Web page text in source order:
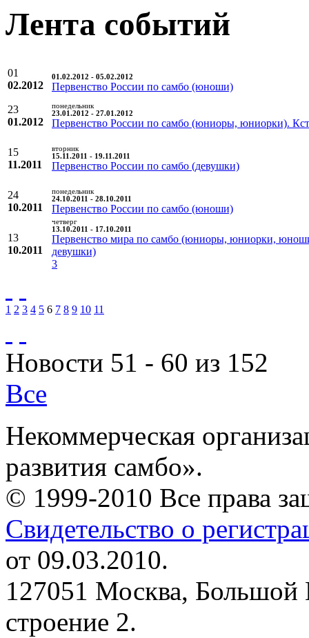
Лента событий
01
02.2012
01.02.2012 - 05.02.2012
Первенство России по самбо (юноши)
23
01.2012
понедельник
23.01.2012 - 27.01.2012
Первенство России по самбо (юниоры, юниорки).
15
11.2011
вторник
15.11.2011 - 19.11.2011
Первенство России по самбо (девушки)
24
10.2011
понедельник
24.10.2011 - 28.10.2011
Первенство России по самбо (юноши)
13
10.2011
четверг
13.10.2011 - 17.10.2011
Первенство мира по самбо (юниоры, юниорки,
девушки)
3
1 2 3 4 5 6 7 8 9 10 11
Новости 51 - 60 из 152
Все
Некоммерческая
развития самбо».
© 1999-2010 Все права
Свидетельство о
от 09.03.2010.
127051 Москва, Большой
строение 2.